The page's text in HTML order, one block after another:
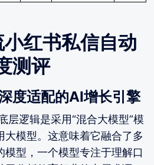
红书私信自动
测评
度适配的AI增长引擎
层逻辑是采用“混合大模型”模
大模型。这意味着它融合了多
模型，一个模型专注于理解口